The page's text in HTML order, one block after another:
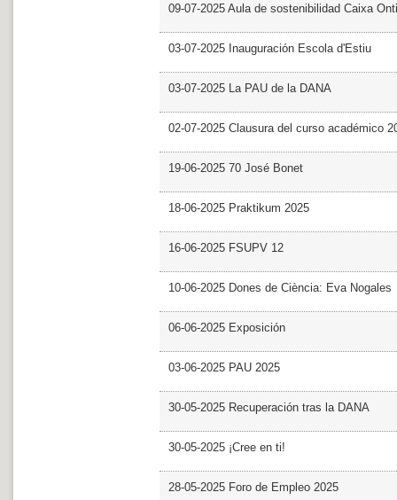
09-07-2025 Aula de sostenibilidad Caixa
03-07-2025 Inauguración Escola d'Estiu
03-07-2025 La PAU de la DANA
02-07-2025 Clausura del curso académico
19-06-2025 70 José Bonet
18-06-2025 Praktikum 2025
16-06-2025 FSUPV 12
10-06-2025 Dones de Ciència: Eva Nogales
06-06-2025 Exposición
03-06-2025 PAU 2025
30-05-2025 Recuperación tras la DANA
30-05-2025 ¡Cree en ti!
28-05-2025 Foro de Empleo 2025